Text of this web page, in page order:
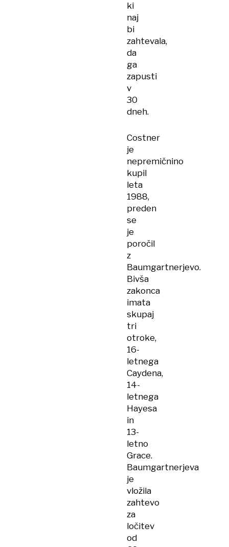
ki
naj
bi
zahtevala,
da
ga
zapusti
v
30
dneh.
Costner
je
nepremičnino
kupil
leta
1988,
preden
se
je
poročil
z
Baumgartnerjevo.
Bivša
zakonca
imata
skupaj
tri
otroke,
16-
letnega
Caydena,
14-
letnega
Hayesa
in
13-
letno
Grace.
Baumgartnerjeva
je
vložila
zahtevo
za
ločitev
od